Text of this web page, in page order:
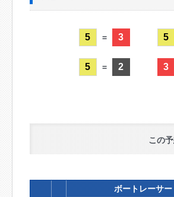
5 = 3
5 = 2
5
3
この
ボートレーサー